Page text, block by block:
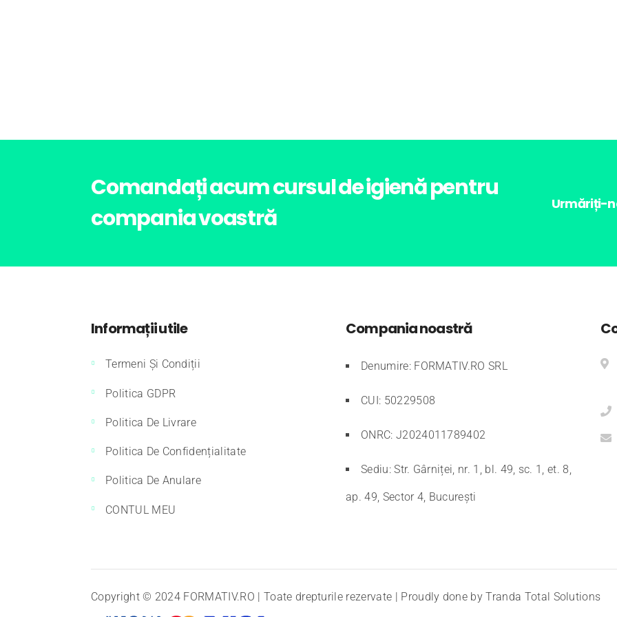
Comandați acum cursul de igienă pentru
compania voastră
Urmăriți-
Informații utile
Termeni Și Condiții
Politica GDPR
Politica De Livrare
Politica De Confidențialitate
Politica De Anulare
CONTUL MEU
Compania noastră
Denumire: FORMATIV.RO SRL
CUI: 50229508
ONRC: J2024011789402
Sediu: Str. Gârniței, nr. 1, bl. 49, sc. 1, et. 8,
ap. 49, Sector 4, București
Copyright © 2024 FORMATIV.RO | Toate drepturile rezervate | Proudly done byTranda Total Solutions